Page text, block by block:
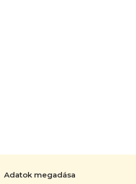
Adatok megadása